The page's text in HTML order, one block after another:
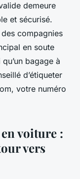
demeure
et sécurisé.
compagnies
en soute
bagage à
d’étiqueter
votre numéro
voiture :
vers